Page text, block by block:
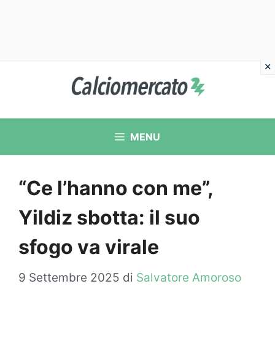
contenuto
MENU
“Ce l’hanno con me”,
Yildiz sbotta: il suo
sfogo va virale
9 Settembre 2025 di Salvatore Amoroso